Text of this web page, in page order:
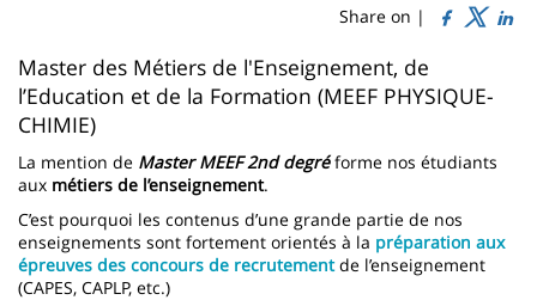
Share on |
Contenu
de
la
page
principale
Master des Métiers de l'Enseignement, de
l’Education et de la Formation (MEEF PHYSIQUE-
CHIMIE)
La mention de Master MEEF 2nd degréforme nos étudiants
aux métiers de l’enseignement.
C’est pourquoi les contenus d’une grande partie de nos
enseignements sont fortement orientés à la préparation aux
épreuves des concours de recrutementde l’enseignement
(CAPES, CAPLP, etc.)